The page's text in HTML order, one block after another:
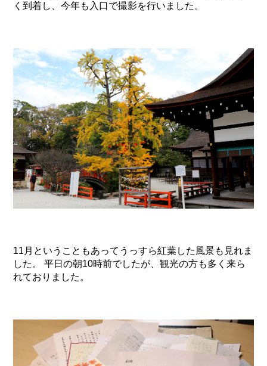
く到着し、今年も入口で撮影を行いました。
11月ということもあってうっすら紅葉した風景も見れま
した。 平日の朝10時前でしたが、観光の方も多く来ら
れておりました。